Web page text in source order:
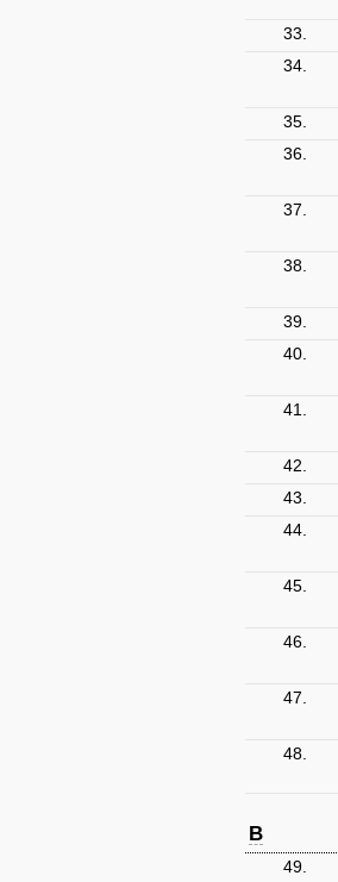
33.
34.
35.
36.
37.
38.
39.
40.
41.
42.
43.
44.
45.
46.
47.
48.
B
49.